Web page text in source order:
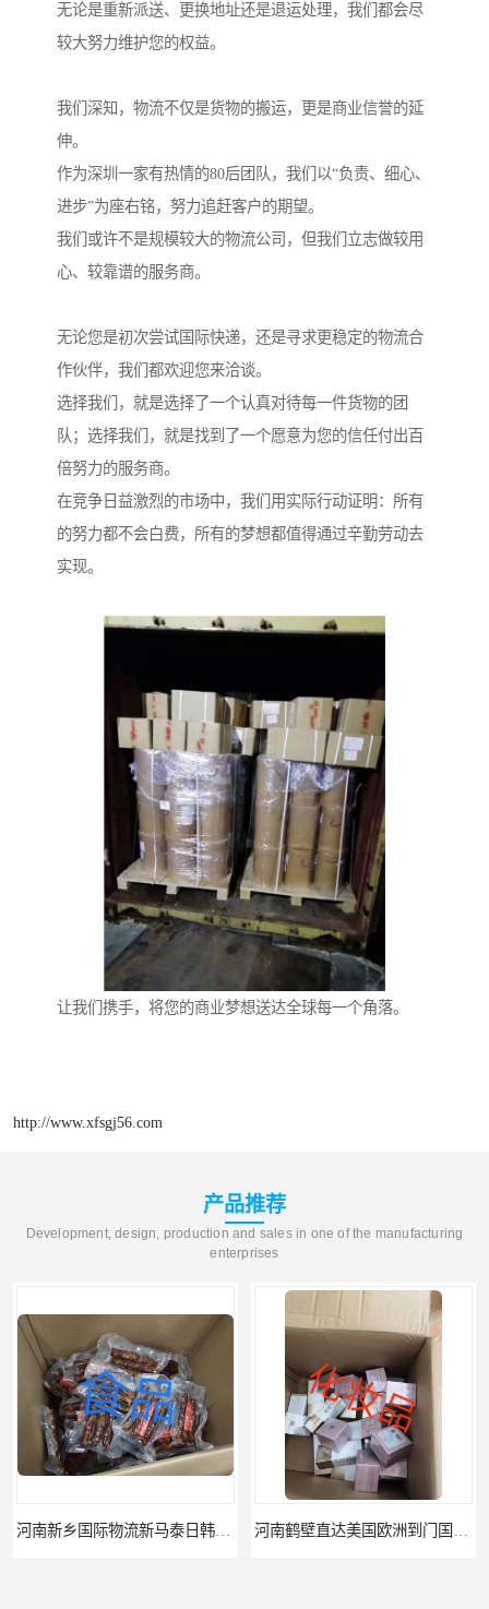
无论是重新派送、更换地址还是退运处理，我们都会尽
较大努力维护您的权益。
我们深知，物流不仅是货物的搬运，更是商业信誉的延
伸。
作为深圳一家有热情的80后团队，我们以“负责、细心、
进步”为座右铭，努力追赶客户的期望。
我们或许不是规模较大的物流公司，但我们立志做较用
心、较靠谱的服务商。
无论您是初次尝试国际快递，还是寻求更稳定的物流合
作伙伴，我们都欢迎您来洽谈。
选择我们，就是选择了一个认真对待每一件货物的团
队；选择我们，就是找到了一个愿意为您的信任付出百
倍努力的服务商。
在竞争日益激烈的市场中，我们用实际行动证明：所有
的努力都不会白费，所有的梦想都值得通过辛勤劳动去
实现。
让我们携手，将您的商业梦想送达全球每一个角落。
http://www.xfsgj56.com
产品推荐
Development, design, production and sales in one of the manufacturing
enterprises